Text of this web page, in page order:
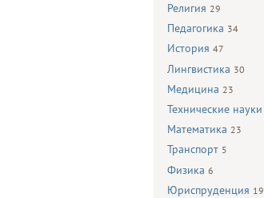
Религия 29
Педагогика 34
История 47
Лингвистика 30
Медицина 23
Технические науки
Математика 23
Транспорт 5
Физика 6
Юриспруденция 19